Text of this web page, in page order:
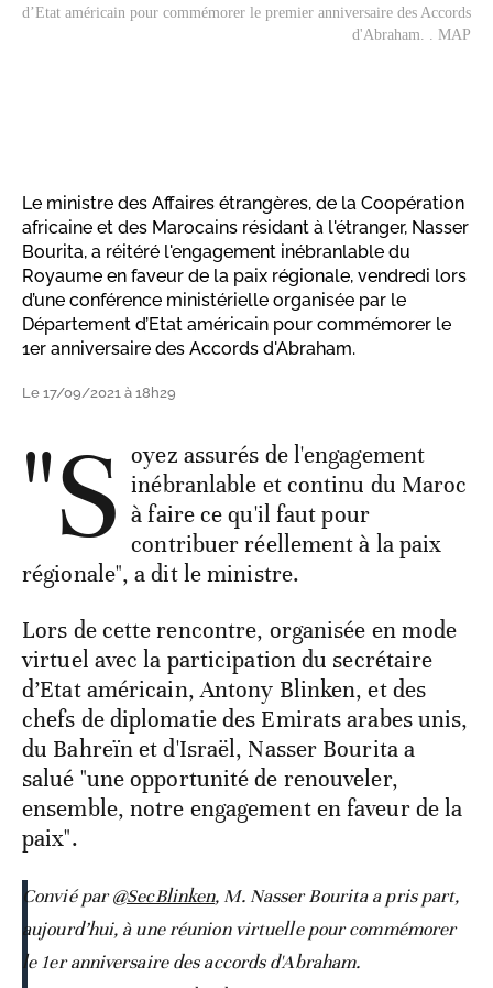
d’Etat américain pour commémorer le premier anniversaire des Accords
d'Abraham. . MAP
Le ministre des Affaires étrangères, de la Coopération
africaine et des Marocains résidant à l'étranger, Nasser
Bourita, a réitéré l'engagement inébranlable du
Royaume en faveur de la paix régionale, vendredi lors
d’une conférence ministérielle organisée par le
Département d’Etat américain pour commémorer le
1er anniversaire des Accords d'Abraham.
Le 17/09/2021 à 18h29
"S oyez assurés de l'engagement
inébranlable et continu du Maroc
à faire ce qu'il faut pour
contribuer réellement à la paix
régionale", a dit le ministre.
Lors de cette rencontre, organisée en mode
virtuel avec la participation du secrétaire
d’Etat américain, Antony Blinken, et des
chefs de diplomatie des Emirats arabes unis,
du Bahreïn et d'Israël, Nasser Bourita a
salué "une opportunité de renouveler,
ensemble, notre engagement en faveur de la
paix".
Convié par@SecBlinken, M. Nasser Bourita a pris part,
aujourd’hui, à une réunion virtuelle pour commémorer
le 1er anniversaire des accords d'Abraham.